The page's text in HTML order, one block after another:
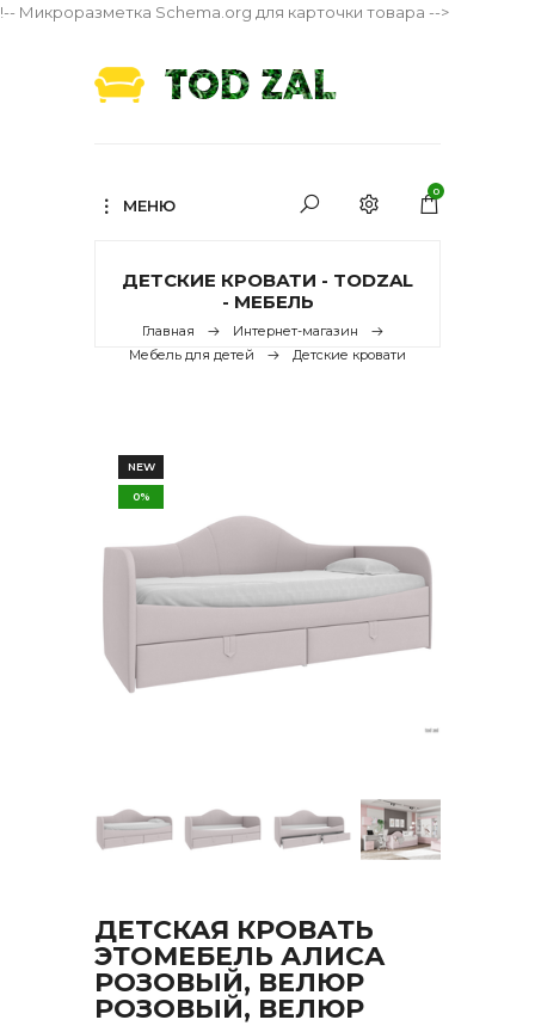
!-- Микроразметка Schema.org для карточки товара -->
МЕНЮ
0
ДЕТСКИЕ КРОВАТИ - TODZAL
- МЕБЕЛЬ
Главная
Интернет-магазин
Мебель для детей
Детские кровати
NEW
0%
ДЕТСКАЯ КРОВАТЬ
ЭТОМЕБЕЛЬ АЛИСА
РОЗОВЫЙ, ВЕЛЮР
РОЗОВЫЙ, ВЕЛЮР